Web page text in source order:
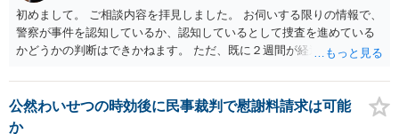
初めまして。 ご相談内容を拝見しました。 お伺いする限りの情報で、
警察が事件を認知しているか、認知しているとして捜査を進めている
かどうかの判断はできかねます。 ただ、既に２週間が経過しているこ
う。 同種の前科があるとのことですので、今後は同様の行為を厳に控
えるようにしてください。
公然わいせつの時効後に民事裁判で慰謝料請求は可能
か